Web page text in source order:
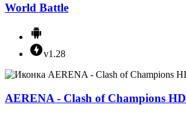
World Battle
v1.28
AERENA - Clash of Champions HD